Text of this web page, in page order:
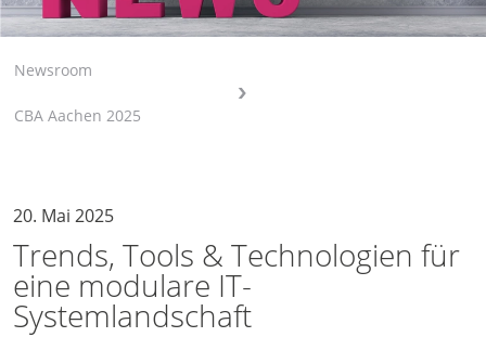
Newsroom
CBA Aachen 2025
20. Mai 2025
Trends, Tools & Technologien für
eine modulare IT-
Systemlandschaft